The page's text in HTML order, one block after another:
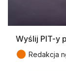
Wyślij PIT-y
● Redakcja